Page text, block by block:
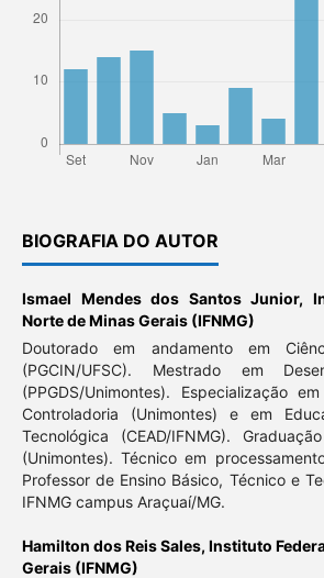
BIOGRAFIA DO AUTOR
Ismael Mendes dos Santos Junior,
Norte de Minas Gerais (IFNMG)
Doutorado em andamento em
(PGCIN/UFSC). Mestrado em
(PPGDS/Unimontes). Especialização
Controladoria (Unimontes) e em
Tecnológica (CEAD/IFNMG).
(Unimontes). Técnico em
Professor de Ensino Básico, Técnico e
IFNMG campus Araçuaí/MG.
Hamilton dos Reis Sales, Instituto
Gerais (IFNMG)